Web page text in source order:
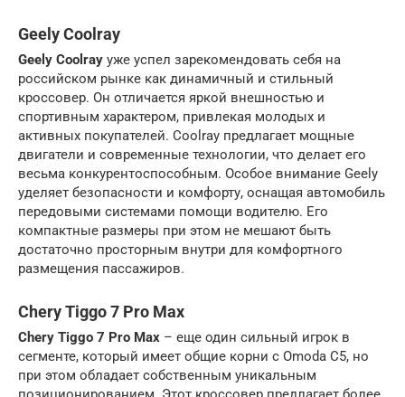
Geely Coolray
Geely Coolray уже успел зарекомендовать себя на
российском рынке как динамичный и стильный
кроссовер. Он отличается яркой внешностью и
спортивным характером, привлекая молодых и
активных покупателей. Coolray предлагает мощные
двигатели и современные технологии, что делает его
весьма конкурентоспособным. Особое внимание Geely
уделяет безопасности и комфорту, оснащая автомобиль
передовыми системами помощи водителю. Его
компактные размеры при этом не мешают быть
достаточно просторным внутри для комфортного
размещения пассажиров.
Chery Tiggo 7 Pro Max
Chery Tiggo 7 Pro Max – еще один сильный игрок в
сегменте, который имеет общие корни с Omoda C5, но
при этом обладает собственным уникальным